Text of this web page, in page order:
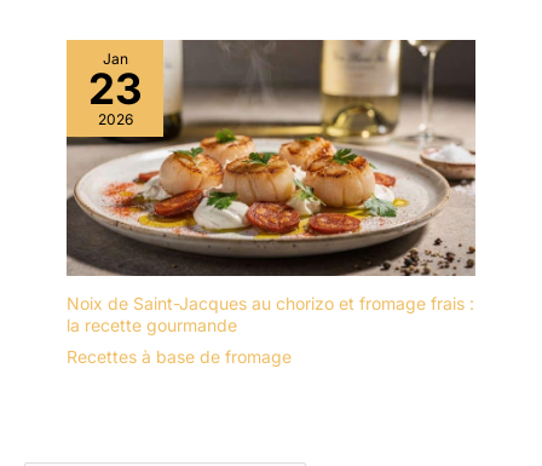
Jan
23
2026
Noix de Saint-Jacques au chorizo et fromage frais :
la recette gourmande
Recettes à base de fromage